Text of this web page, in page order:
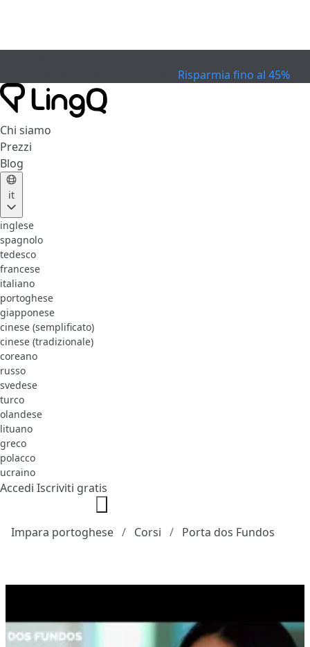
Risparmia fino al 45%
Chi siamo
Prezzi
Blog
it
inglese
spagnolo
tedesco
francese
italiano
portoghese
giapponese
cinese (semplificato)
cinese (tradizionale)
coreano
russo
svedese
turco
olandese
lituano
greco
polacco
ucraino
Accedi Iscriviti gratis
Impara portoghese Corsi Porta dos Fundos